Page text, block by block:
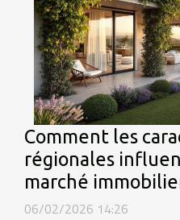
Comment les
régionales
marché
06/02/2026 14:26